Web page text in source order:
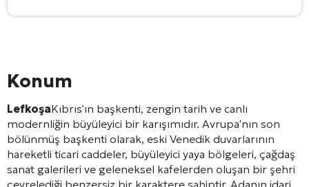
Konum
LefkoşaKıbrıs'ın başkenti, zengin tarih ve canlı
modernliğin büyüleyici bir karışımıdır. Avrupa'nın son
bölünmüş başkenti olarak, eski Venedik duvarlarının
hareketli ticari caddeler, büyüleyici yaya bölgeleri, çağdaş
sanat galerileri ve geleneksel kafelerden oluşan bir şehri
çevrelediği benzersiz bir karaktere sahiptir. Adanın idari,